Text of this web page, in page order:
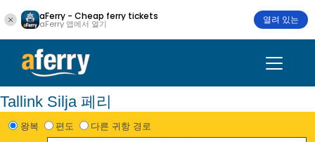
aFerry - Cheap ferry tickets
aFerry 앱에서 열기 열려 있는
Tallink Silja 페리
왕복 편도 다른 귀항 경로